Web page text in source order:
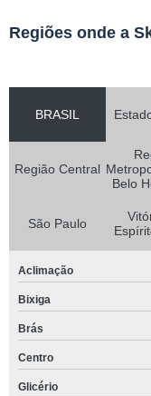
Regiões onde a
BRASIL
Região Central
Belo
São Paulo
Aclimação
Bixiga
Brás
Centro
Glicério